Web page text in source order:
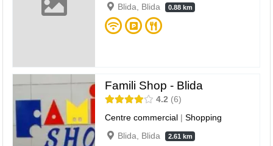
Blida, Blida
0.88 km
Famili Shop - Blida
4.2
6
Centre commercial |Shopping
Blida, Blida
2.61 km